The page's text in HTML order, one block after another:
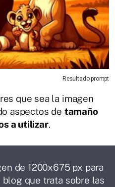
Resultado prompt
que sea la imagen
aspectos de tamaño
a utilizar.
de 1200x675 px para
que trata sobre las